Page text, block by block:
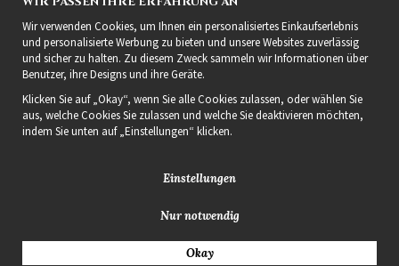
neue Produkte!
2021 Delightful Hair
Wir verwenden Cookies, um Ihnen ein personalisiertes Einkaufserlebnis
und personalisierte Werbung zu bieten und unsere Websites zuverlässig
und sicher zu halten. Zu diesem Zweck sammeln wir Informationen über
Benutzer, ihre Designs und ihre Geräte.
Klicken Sie auf „Okay“, wenn Sie alle Cookies zulassen, oder wählen Sie
aus, welche Cookies Sie zulassen und welche Sie deaktivieren möchten,
indem Sie unten auf „Einstellungen“ klicken.
Einstellungen
Nur notwendig
Okay